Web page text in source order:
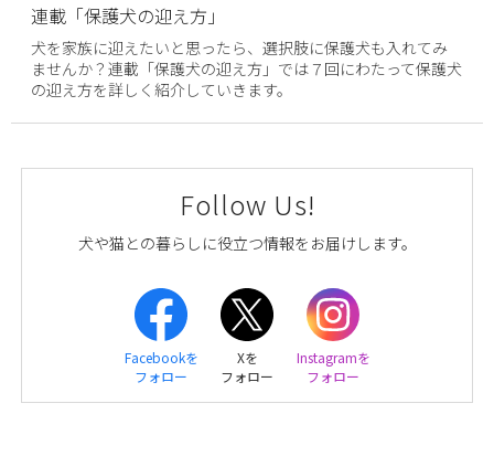
連載「保護犬の迎え方」
犬を家族に迎えたいと思ったら、選択肢に保護犬も入れてみ
ませんか？連載「保護犬の迎え方」では７回にわたって保護犬
の迎え方を詳しく紹介していきます。
Follow Us!
犬や猫との暮らしに役立つ情報をお届けします。
Facebookを
フォロー
Xを
フォロー
Instagramを
フォロー